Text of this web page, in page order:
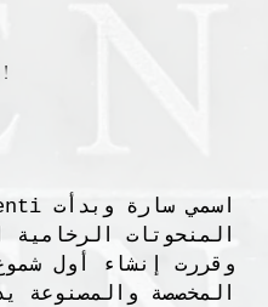
مرحبا بكم في لافرينتي!
المنحوتات
المخصصة والمصنوعة